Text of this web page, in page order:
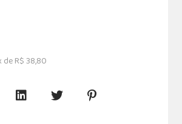
de R$ 38,80